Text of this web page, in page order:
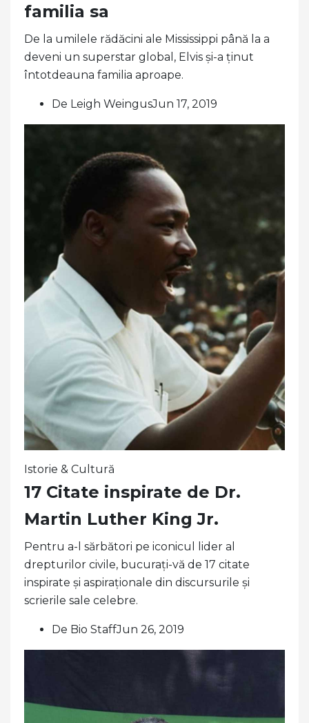
familia sa
De la umilele rădăcini ale Mississippi până la a
deveni un superstar global, Elvis și-a ținut
întotdeauna familia aproape.
De Leigh WeingusJun 17, 2019
Istorie & Cultură
17 Citate inspirate de Dr.
Martin Luther King Jr.
Pentru a-l sărbători pe iconicul lider al
drepturilor civile, bucurați-vă de 17 citate
inspirate și aspiraționale din discursurile și
scrierile sale celebre.
De Bio StaffJun 26, 2019